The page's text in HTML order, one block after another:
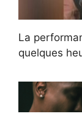
La
quelques